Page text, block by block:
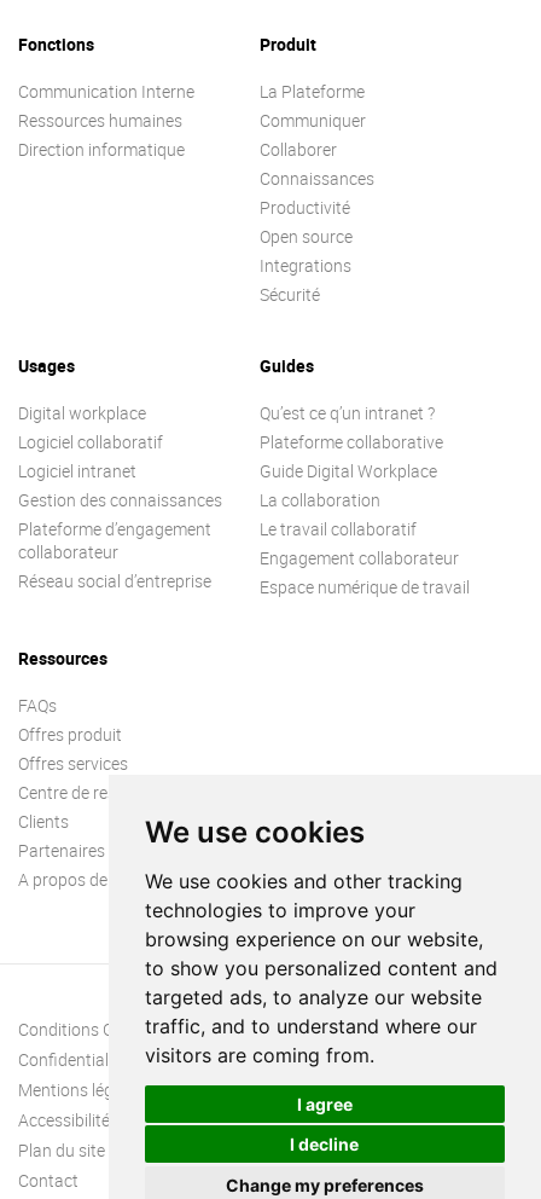
We use cookies
We use cookies and other tracking
technologies to improve your
browsing experience on our website,
to show you personalized content and
targeted ads, to analyze our website
traffic, and to understand where our
visitors are coming from.
I agree
I decline
Change my preferences
Fonctions
Communication Interne
Ressources humaines
Direction informatique
Produit
La Plateforme
Communiquer
Collaborer
Connaissances
Productivité
Open source
Integrations
Sécurité
Usages
Digital workplace
Logiciel collaboratif
Logiciel intranet
Gestion des connaissances
Plateforme d’engagement
collaborateur
Réseau social d’entreprise
Guides
Qu’est ce q’un intranet ?
Plateforme collaborative
Guide Digital Workplace
La collaboration
Le travail collaboratif
Engagement collaborateur
Espace numérique de travail
Ressources
FAQs
Offres produit
Offres services
Centre de ressources
Clients
Partenaires
A propos de nous
Conditions Générales
Confidentialité
Mentions légales
Accessibilité
Plan du site
Contact